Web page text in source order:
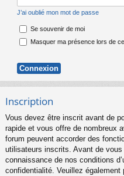
J’ai oublié mon mot de passe
Se souvenir de moi
Masquer ma présence lors de
Inscription
Vous devez être inscrit avant de
rapide et vous offre de nombreux
forum peuvent accorder des
utilisateurs inscrits. Avant de
connaissance de nos conditions
confidentialité. Veuillez